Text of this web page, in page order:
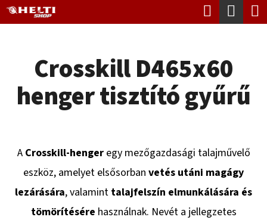
Ugrás
a
tartalomhoz
Keresés
Crosskill D465x60
henger tisztító gyűrű
A Crosskill-hengeregy mezőgazdasági talajművelő
eszköz, amelyet elsősorban vetés utáni magágy
lezárására, valamint talajfelszín elmunkálására és
tömörítésére használnak. Nevét a jellegzetes
K
O Vissza
Vissza